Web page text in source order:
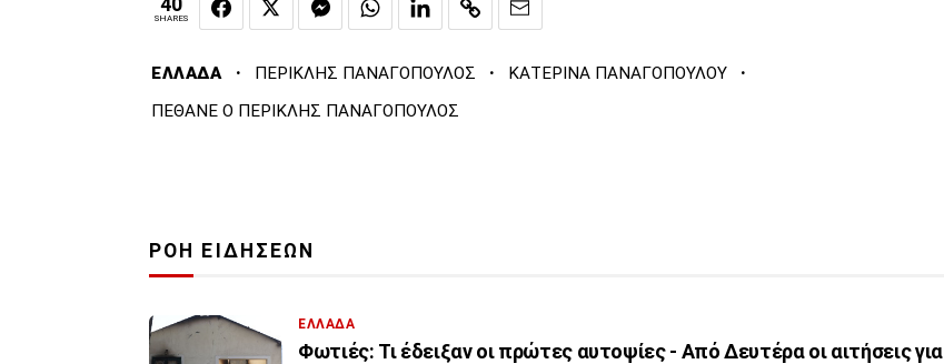
40
SHARES
ΕΛΛΑΔΑ · ΠΕΡΙΚΛΗΣ ΠΑΝΑΓΟΠΟΥΛΟΣ · ΚΑΤΕΡΙΝΑ ΠΑΝΑΓΟΠΟΥΛΟΥ ·
ΠΕΘΑΝΕ Ο ΠΕΡΙΚΛΗΣ ΠΑΝΑΓΟΠΟΥΛΟΣ
ΡΟΗ ΕΙΔΗΣΕΩΝ
ΕΛΛΑΔΑ
Φωτιές: Τι έδειξαν οι πρώτες αυτοψίες - Από Δευτέρα οι αιτήσεις για